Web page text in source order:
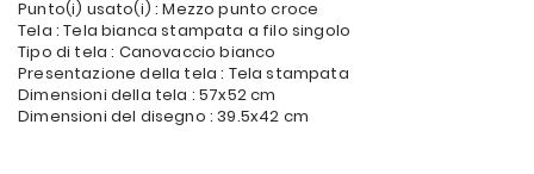
Punto(i) usato(i) : Mezzo punto croce
Tela : Tela bianca stampata a filo singolo
Tipo di tela : Canovaccio bianco
Presentazione della tela : Tela stampata
Dimensioni della tela : 57x52 cm
Dimensioni del disegno : 39.5x42 cm